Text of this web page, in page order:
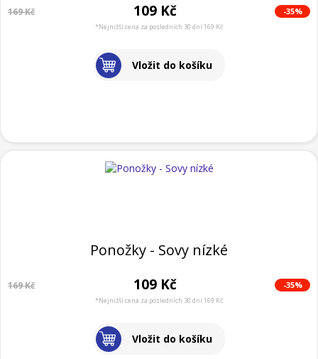
169 Kč 109 Kč -35%
*Nejnižší cena za posledních 30 dní 169 Kč
Vložit do košíku
Ponožky - Sovy nízké
169 Kč 109 Kč -35%
*Nejnižší cena za posledních 30 dní 169 Kč
Vložit do košíku